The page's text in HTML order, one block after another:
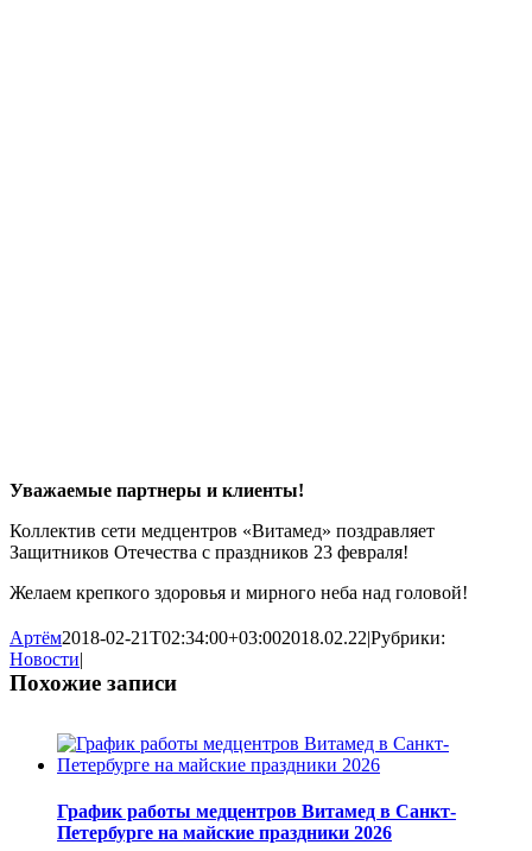
Уважаемые партнеры и клиенты!
Коллектив сети медцентров «Витамед» поздравляет
Защитников Отечества с праздников 23 февраля!
Желаем крепкого здоровья и мирного неба над головой!
Артём2018-02-21T02:34:00+03:002018.02.22|Рубрики:
Новости|
Похожие записи
График работы медцентров Витамед в Санкт-
Петербурге на майские праздники 2026